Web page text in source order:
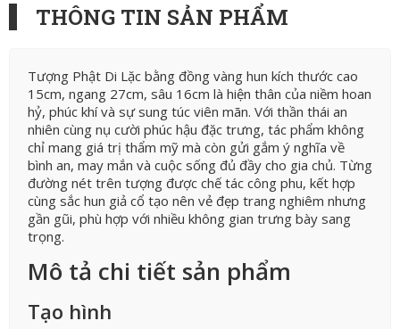
THÔNG TIN SẢN PHẨM
Tượng Phật Di Lặc bằng đồng vàng hun kích thước cao
15cm, ngang 27cm, sâu 16cm là hiện thân của niềm hoan
hỷ, phúc khí và sự sung túc viên mãn. Với thần thái an
nhiên cùng nụ cười phúc hậu đặc trưng, tác phẩm không
chỉ mang giá trị thẩm mỹ mà còn gửi gắm ý nghĩa về
bình an, may mắn và cuộc sống đủ đầy cho gia chủ. Từng
đường nét trên tượng được chế tác công phu, kết hợp
cùng sắc hun giả cổ tạo nên vẻ đẹp trang nghiêm nhưng
gần gũi, phù hợp với nhiều không gian trưng bày sang
trọng.
Mô tả chi tiết sản phẩm
Tạo hình